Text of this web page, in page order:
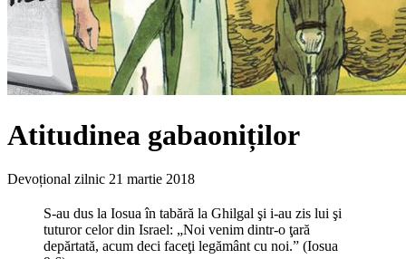
Atitudinea gabaoniților
Devoțional zilnic 21 martie 2018
S-au dus la Iosua în tabără la Ghilgal şi i-au zis lui şi
tuturor celor din Israel: „Noi venim dintr-o ţară
depărtată, acum deci faceţi legământ cu noi.” (Iosua